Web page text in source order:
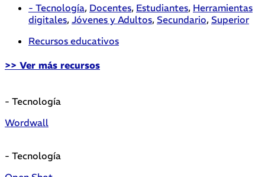
- Tecnología, Docentes, Estudiantes, Herramientas
digitales, Jóvenes y Adultos, Secundario, Superior
Recursos educativos
>> Ver más recursos
- Tecnología
Wordwall
- Tecnología